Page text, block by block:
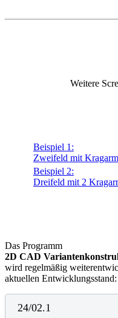
Weitere
Beispiel 1:
Zweifeld mit
Beispiel 2:
Dreifeld mit 2
Das Programm
2D CAD
wird regelmäßig
aktuellen Entwicklungsstand:
24/02.1